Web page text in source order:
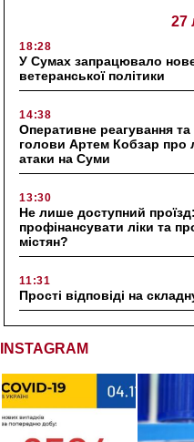
27
18:28
У Сумах запрацювало
ветеранської політики
14:38
Оперативне реагування
голови Артем Кобзар про
атаки на Суми
13:30
Не лише доступний
профінансувати ліки та
містян?
11:31
Прості відповіді на
INSTAGRAM